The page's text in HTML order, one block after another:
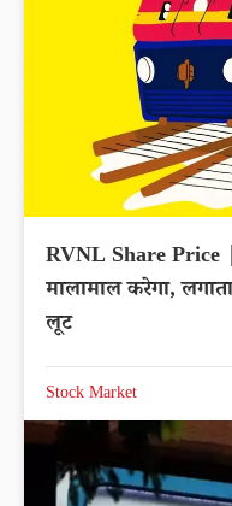
RVNL Share Price
मालामाल करेगा,
लूट
Stock Market